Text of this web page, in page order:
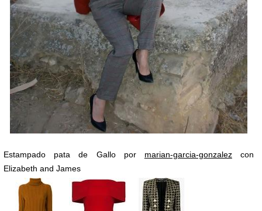
Estampado pata de Gallo por marian-garcia-gonzalezcon
Elizabeth and James